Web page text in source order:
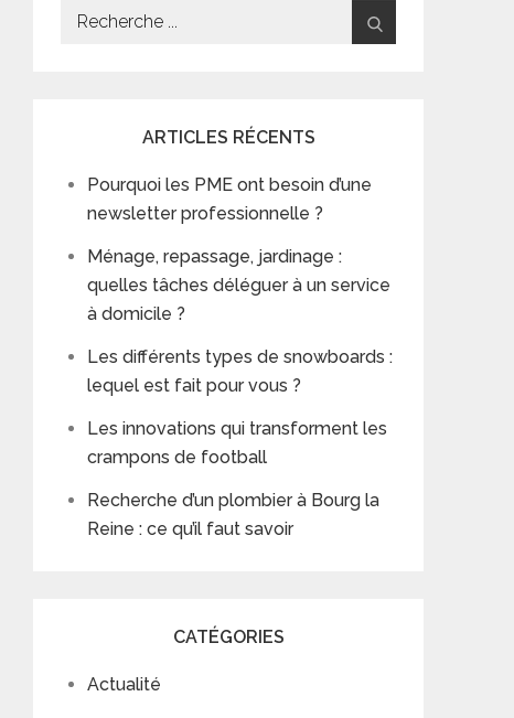
Search
ARTICLES RÉCENTS
Pourquoi les PME ont besoin d’une
newsletter professionnelle ?
Ménage, repassage, jardinage :
quelles tâches déléguer à un service
à domicile ?
Les différents types de snowboards :
lequel est fait pour vous ?
Les innovations qui transforment les
crampons de football
Recherche d’un plombier à Bourg la
Reine : ce qu’il faut savoir
CATÉGORIES
Actualité